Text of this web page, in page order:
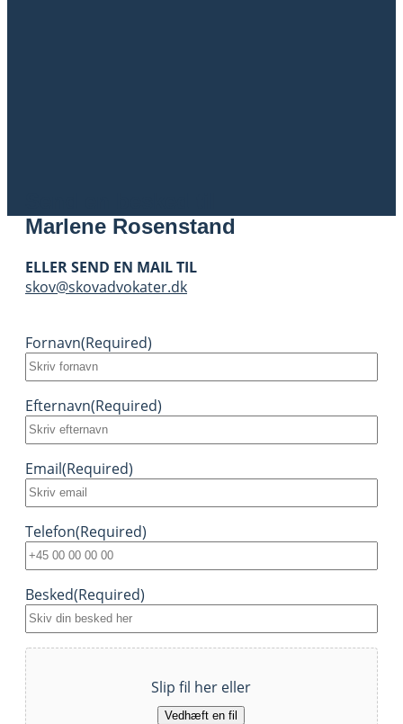
Marlene Rosenstand
ELLER SEND EN MAIL TIL
skov@skovadvokater.dk
Fornavn(Required)
Efternavn(Required)
Email(Required)
Telefon(Required)
Besked(Required)
Fil
Slip fil her eller
Vedhæft en fil